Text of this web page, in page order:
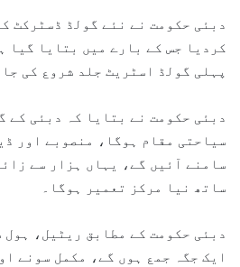
دبئی حکومت نے نئے گولڈ ڈسٹرکٹ
کردیا جس کے بارے میں بتایا گیا
پہلی گولڈ اسٹریٹ جلد شروع کی
دبئی حکومت نے بتایا کہ دبئی کے
سیاحتی مقام ہوگا، منصوبے اور
سامنے آئیں گے، یہاں ہزار سے
ساتھ نیا مرکز تعمیر ہوگا۔
دبئی حکومت کے مطابق ریٹیل،
ایک جگہ جمع ہوں گے، مکمل سونے